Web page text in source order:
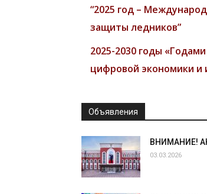
“2025 год –
защиты ледников”
2025-2030 годы
цифровой экономики и
Объявления
ВНИМАНИЕ!
03.03.2026